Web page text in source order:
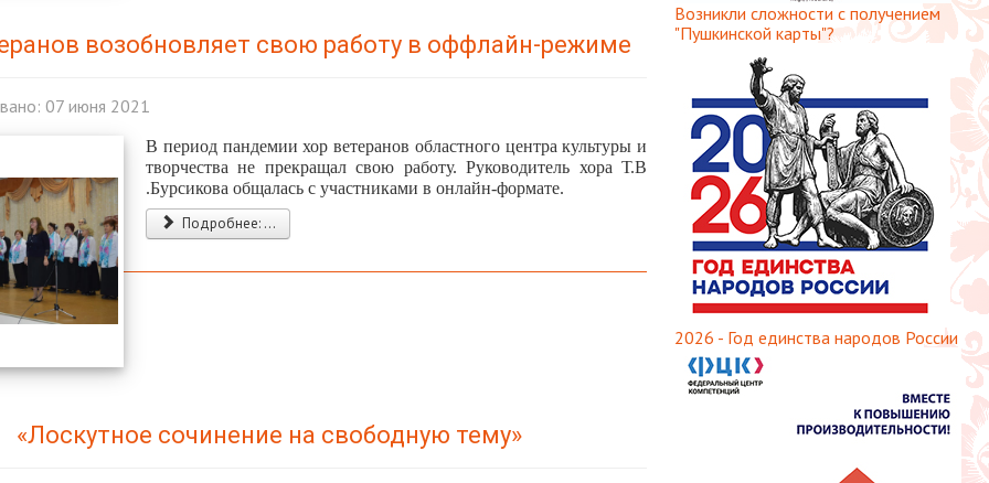
возобновляет свою работу в оффлайн-режиме
07 июня 2021
В период пандемии хор ветеранов областного центра культуры и
творчества не прекращал свою работу. Руководитель хора Т.В
.Бурсикова общалась с участниками в онлайн-формате.
Подробнее: ...
«Лоскутное сочинение на свободную тему»
Возникли сложности с получением
"Пушкинской карты"?
2026 - Год единства народов России